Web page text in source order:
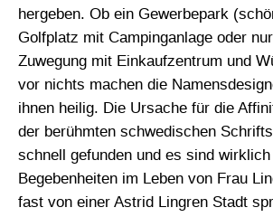
hergeben. Ob ein Gewerbepark
Golfplatz mit Campinganlage oder
Zuwegung mit Einkaufzentrum und
vor nichts machen die
ihnen heilig. Die Ursache für die
der berühmten schwedischen
schnell gefunden und es sind
Begebenheiten im Leben von Frau
fast von einer Astrid Lingren Stadt